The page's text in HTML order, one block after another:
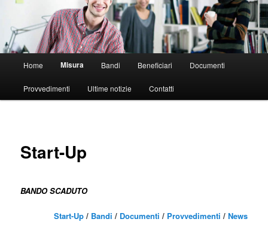
principale
Home Misura Bandi Beneficiari Documenti
Provvedimenti Ultime notizie Contatti
Start-Up
BANDO SCADUTO
Start-Up/ Bandi / Documenti / Provvedimenti / News